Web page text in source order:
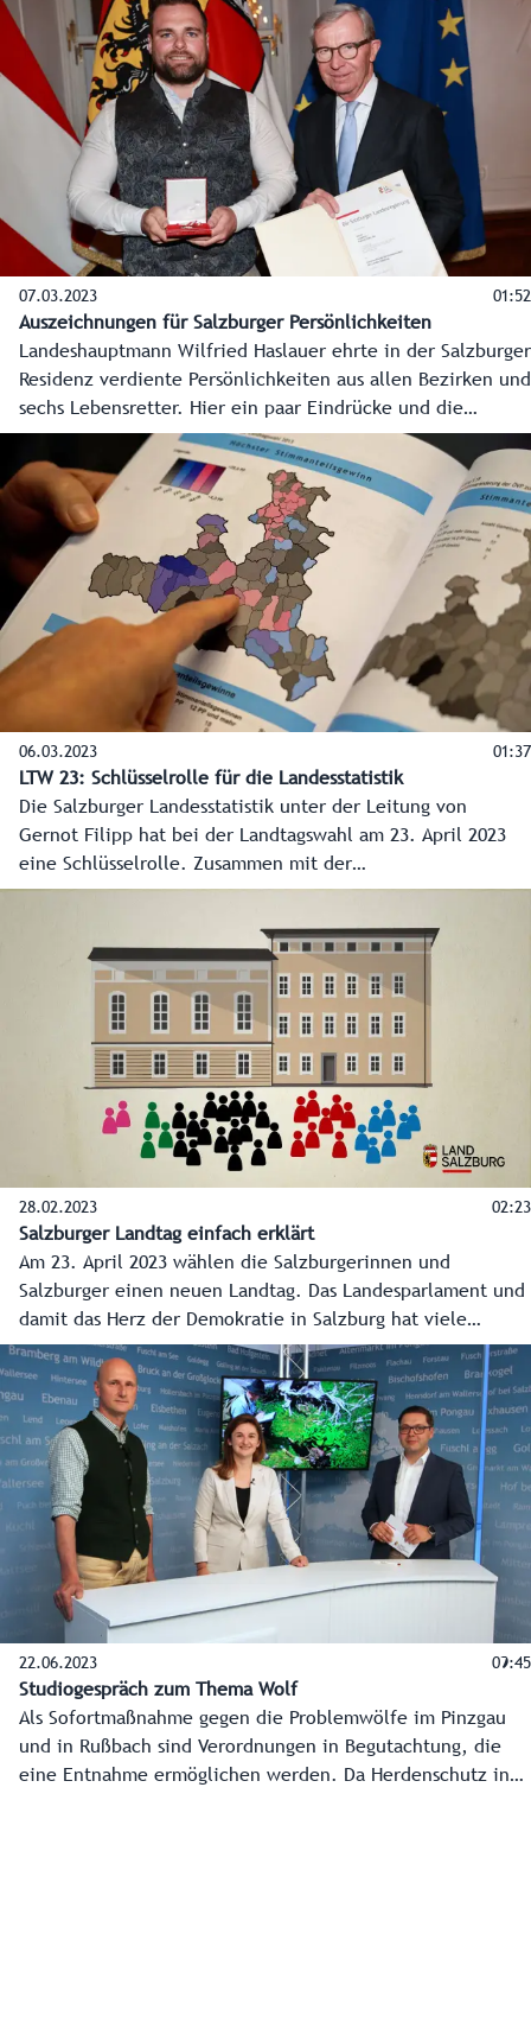
Abrissarbeiten der alten Gebäude nun erledigt, es kann
Neues entstehen. Baustart ist Mitte November.
07.03.2023 01:52
Auszeichnungen für Salzburger Persönlichkeiten
Landeshauptmann Wilfried Haslauer ehrte in der Salzburger
Residenz verdiente Persönlichkeiten aus allen Bezirken und
sechs Lebensretter. Hier ein paar Eindrücke und die
Stimmen vom festlichen Abend.
06.03.2023 01:37
LTW 23: Schlüsselrolle für die Landesstatistik
Die Salzburger Landesstatistik unter der Leitung von
Gernot Filipp hat bei der Landtagswahl am 23. April 2023
eine Schlüsselrolle. Zusammen mit der
Landeswahlbehörde, der IT-Abteilung und dem Landes-
28.02.2023 02:23
Salzburger Landtag einfach erklärt
Am 23. April 2023 wählen die Salzburgerinnen und
Salzburger einen neuen Landtag. Das Landesparlament und
damit das Herz der Demokratie in Salzburg hat viele
Aufgaben. Dieses Video erklärt welche und auch wie sich
der Landtag derzeit zusammensetzt.
22.06.2023 09:45
Studiogespräch zum Thema Wolf
Als Sofortmaßnahme gegen die Problemwölfe im Pinzgau
und in Rußbach sind Verordnungen in Begutachtung, die
eine Entnahme ermöglichen werden. Da Herdenschutz in